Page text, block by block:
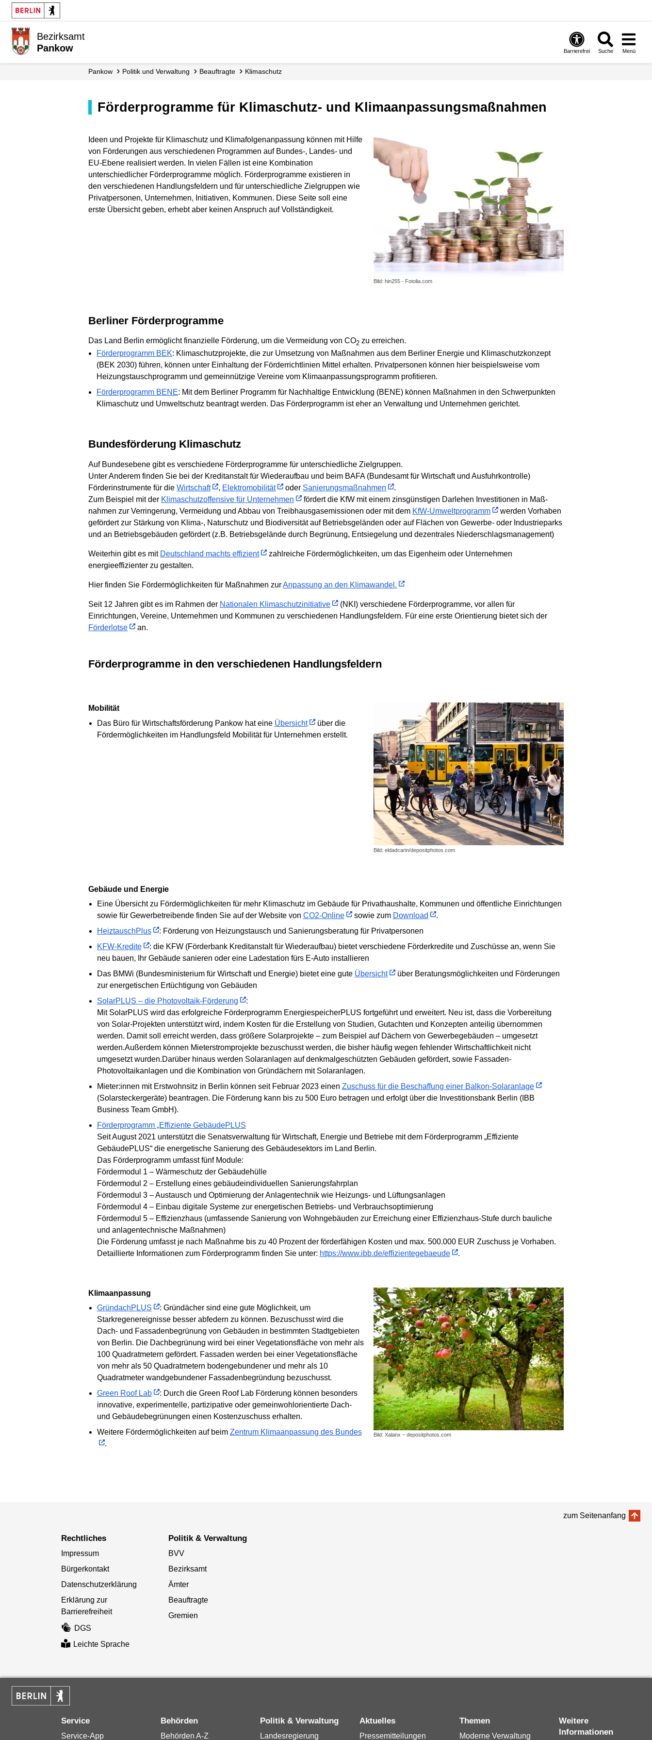
Bezirksamt
Pankow
Barrierefrei Suche Menü
Pankow Politik und Verwaltung Beauftragte Klimaschutz
Förderprogramme für Klimaschutz- und Klimaanpassungsmaßnahmen
Bild: hin255 - Fotolia.com
Ideen und Projekte für Klimaschutz und Klimafolgenanpassung können mit Hilfe
von Förderungen aus verschiedenen Programmen auf Bundes-, Landes- und
EU-Ebene realisiert werden. In vielen Fällen ist eine Kombination
unterschiedlicher Förderprogramme möglich. Förderprogramme existieren in
den verschiedenen Handlungsfeldern und für unterschiedliche Zielgruppen wie
Privatpersonen, Unternehmen, Initiativen, Kommunen. Diese Seite soll eine
erste Übersicht geben, erhebt aber keinen Anspruch auf Vollständigkeit.
Berliner Förderprogramme
Das Land Berlin ermöglicht finanzielle Förderung, um die Vermeidung von CO2 zu erreichen.
Förderprogramm BEK: Klimaschutzprojekte, die zur Umsetzung von Maßnahmen aus dem Berliner Energie und Klimaschutzkonzept
(BEK 2030) führen, können unter Einhaltung der Förderrichtlinien Mittel erhalten. Privatpersonen können hier beispielsweise vom
Heizungstauschprogramm und gemeinnützige Vereine vom Klimaanpassungsprogramm profitieren.
Förderprogramm BENE: Mit dem Berliner Programm für Nachhaltige Entwicklung (BENE) können Maßnahmen in den Schwerpunkten
Klimaschutz und Umweltschutz beantragt werden. Das Förderprogramm ist eher an Verwaltung und Unternehmen gerichtet.
Bundesförderung Klimaschutz
Auf Bundesebene gibt es verschiedene Förderprogramme für unterschiedliche Zielgruppen.
Unter Anderem finden Sie bei der Kreditanstalt für Wiederaufbau und beim BAFA (Bundesamt für Wirtschaft und Ausfuhrkontrolle)
Förderinstrumente für die Wirtschaft , Elektromobilität oder Sanierungsmaßnahmen
.
Zum Beispiel mit der Klimaschutzoffensive für Unternehmen
fördert die KfW mit einem zins­günstigen Darlehen Investitionen in Maß­
nahmen zur Verr­ingerung, Ver­meidung und Abbau von Treibhausgas­emissionen oder mit dem KfW-Umwelt­programm
werden Vorhaben
gefördert zur Stärkung von Klima-, Naturschutz und Biodiversität auf Betriebsgeländen oder auf Flächen von Gewerbe- oder Industrieparks
und an Betriebsgebäuden gefördert (z.B. Betriebsgelände durch Begrünung, Entsiegelung und dezentrales Niederschlagsmanagement)
Weiterhin gibt es mit Deutschland machts effizient
zahlreiche Fördermöglichkeiten, um das Eigenheim oder Unternehmen
energieeffizienter zu gestalten.
Hier finden Sie Fördermöglichkeiten für Maßnahmen zurAnpassung an den Klimawandel.
Seit 12 Jahren gibt es im Rahmen der Nationalen Klimaschutzinitiative
(NKI) verschiedene Förderprogramme, vor allen für
Einrichtungen, Vereine, Unternehmen und Kommunen zu verschiedenen Handlungsfeldern. Für eine erste Orientierung bietet sich der
Förderlotse
an.
Förderprogramme in den verschiedenen Handlungsfeldern
Bild: eldadcarin/depositphotos.com
Mobilität
Das Büro für Wirtschaftsförderung Pankow hat eine Übersicht
über die
Fördermöglichkeiten im Handlungsfeld Mobilität für Unternehmen erstellt.
Gebäude und Energie
Eine Übersicht zu Fördermöglichkeiten für mehr Klimaschutz im Gebäude für Privathaushalte, Kommunen und öffentliche Einrichtungen
sowie für Gewerbetreibende finden Sie auf der Website von CO2-Online sowie zum Download
.
HeiztauschPlus
: Förderung von Heizungstausch und Sanierungsberatung für Privatpersonen
KFW-Kredite
: die KFW (Förderbank Kreditanstalt für Wiederaufbau) bietet verschiedene Förderkredite und Zuschüsse an, wenn Sie
neu bauen, Ihr Gebäude sanieren oder eine Ladestation fürs E-Auto installieren
Das BMWi (Bundesministerium für Wirtschaft und Energie) bietet eine gute Übersicht
über Beratungsmöglichkeiten und Förderungen
zur energetischen Ertüchtigung von Gebäuden
SolarPLUS – die Photovoltaik-Förderung
:
Mit SolarPLUS wird das erfolgreiche Förderprogramm EnergiespeicherPLUS fortgeführt und erweitert. Neu ist, dass die Vorbereitung
von Solar-Projekten unterstützt wird, indem Kosten für die Erstellung von Studien, Gutachten und Konzepten anteilig übernommen
werden. Damit soll erreicht werden, dass größere Solarprojekte – zum Beispiel auf Dächern von Gewerbegebäuden – umgesetzt
werden.Außerdem können Mieterstromprojekte bezuschusst werden, die bisher häufig wegen fehlender Wirtschaftlichkeit nicht
umgesetzt wurden.Darüber hinaus werden Solaranlagen auf denkmalgeschützten Gebäuden gefördert, sowie Fassaden-
Photovoltaikanlagen und die Kombination von Gründächern mit Solaranlagen.
Mieter:innen mit Erstwohnsitz in Berlin können seit Februar 2023 einen Zuschuss für die Beschaffung einer Balkon-Solaranlage
(Solarsteckergeräte) beantragen. Die Förderung kann bis zu 500 Euro betragen und erfolgt über die Investitionsbank Berlin (IBB
Business Team GmbH).
Förderprogramm „Effiziente GebäudePLUS
Seit August 2021 unterstützt die Senatsverwaltung für Wirtschaft, Energie und Betriebe mit dem Förderprogramm „Effiziente
GebäudePLUS“ die energetische Sanierung des Gebäudesektors im Land Berlin.
Das Förderprogramm umfasst fünf Module:
Fördermodul 1 – Wärmeschutz der Gebäudehülle
Fördermodul 2 – Erstellung eines gebäudeindividuellen Sanierungsfahrplan
Fördermodul 3 – Austausch und Optimierung der Anlagentechnik wie Heizungs- und Lüftungsanlagen
Fördermodul 4 – Einbau digitale Systeme zur energetischen Betriebs- und Verbrauchsoptimierung
Fördermodul 5 – Effizienzhaus (umfassende Sanierung von Wohngebäuden zur Erreichung einer Effizienzhaus-Stufe durch bauliche
und anlagentechnische Maßnahmen)
Die Förderung umfasst je nach Maßnahme bis zu 40 Prozent der förderfähigen Kosten und max. 500.000 EUR Zuschuss je Vorhaben.
Detaillierte Informationen zum Förderprogramm finden Sie unter: https://www.ibb.de/effizientegebaeude .
Bild: Xalanx – depositphotos.com
Klimaanpassung
GründachPLUS
: Gründächer sind eine gute Möglichkeit, um
Starkregenereignisse besser abfedern zu können. Bezuschusst wird die
Dach- und Fassadenbegrünung von Gebäuden in bestimmten Stadtgebieten
von Berlin. Die Dachbegrünung wird bei einer Vegetationsfläche von mehr als
100 Quadratmetern gefördert. Fassaden werden bei einer Vegetationsfläche
von mehr als 50 Quadratmetern bodengebundener und mehr als 10
Quadratmeter wandgebundener Fassadenbegründung bezuschusst.
Green Roof Lab
: Durch die Green Roof Lab Förderung können besonders
innovative, experimentelle, partizipative oder gemeinwohlorientierte Dach-
und Gebäudebegrünungen einen Kostenzuschuss erhalten.
Weitere Fördermöglichkeiten auf beim Zentrum Klimaanpassung des Bundes
.
zum Seitenanfang
Rechtliches
Impressum
Bürgerkontakt
Datenschutzerklärung
Erklärung zur
Barrierefreiheit
DGS
Leichte Sprache
Politik & Verwaltung
BVV
Bezirksamt
Ämter
Beauftragte
Gremien
Service
Service-App
Behörden
Behörden A-Z
Politik & Verwaltung
Landesregierung
Aktuelles
Pressemitteilungen
Themen
Moderne Verwaltung
Weitere
Informationen